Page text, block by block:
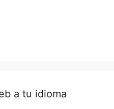
a tu idioma